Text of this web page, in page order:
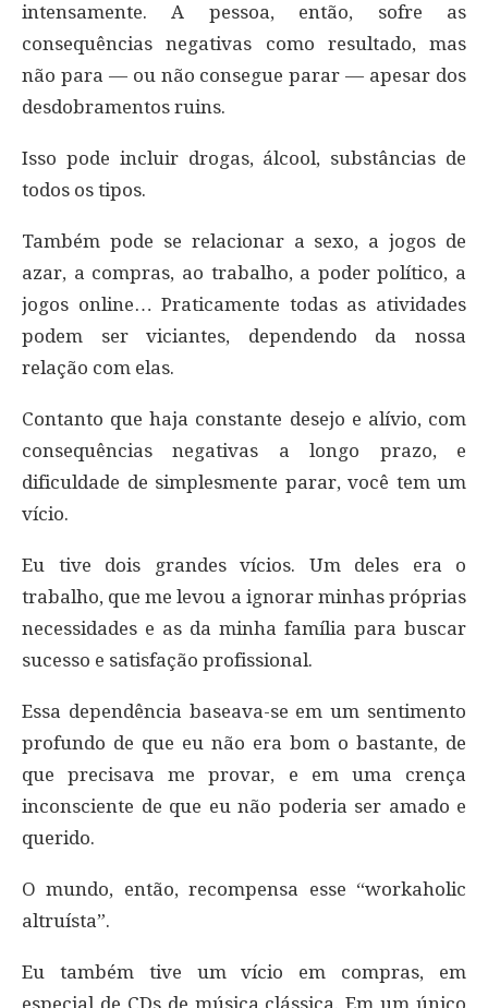
intensamente. A pessoa, então, sofre as
consequências negativas como resultado, mas
não para — ou não consegue parar — apesar dos
desdobramentos ruins.
Isso pode incluir drogas, álcool, substâncias de
todos os tipos.
Também pode se relacionar a sexo, a jogos de
azar, a compras, ao trabalho, a poder político, a
jogos online… Praticamente todas as atividades
podem ser viciantes, dependendo da nossa
relação com elas.
Contanto que haja constante desejo e alívio, com
consequências negativas a longo prazo, e
dificuldade de simplesmente parar, você tem um
vício.
Eu tive dois grandes vícios. Um deles era o
trabalho, que me levou a ignorar minhas próprias
necessidades e as da minha família para buscar
sucesso e satisfação profissional.
Essa dependência baseava-se em um sentimento
profundo de que eu não era bom o bastante, de
que precisava me provar, e em uma crença
inconsciente de que eu não poderia ser amado e
querido.
O mundo, então, recompensa esse “workaholic
altruísta”.
Eu também tive um vício em compras, em